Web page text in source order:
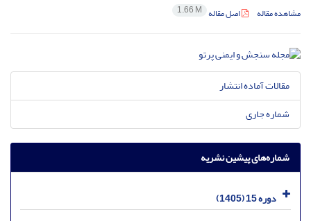
مشاهده مقاله اصل مقاله 1.66 M
مقالات آماده انتشار
شماره جاری
شماره‌های پیشین نشریه
دوره 15 (1405)